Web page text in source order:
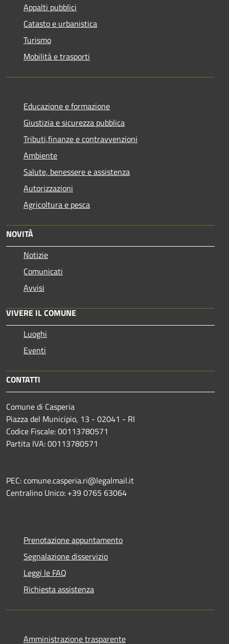
Appalti pubblici
Catasto e urbanistica
Turismo
Mobilità e trasporti
Educazione e formazione
Giustizia e sicurezza pubblica
Tributi,finanze e contravvenzioni
Ambiente
Salute, benessere e assistenza
Autorizzazioni
Agricoltura e pesca
NOVITÀ
Notizie
Comunicati
Avvisi
VIVERE IL COMUNE
Luoghi
Eventi
CONTATTI
Comune di Casperia
Piazza del Municipio, 13 - 02041 - RI
Codice Fiscale: 00113780571
Partita IVA: 00113780571
PEC: comune.casperia.ri@legalmail.it
Centralino Unico: +39 0765 63064
Prenotazione appuntamento
Segnalazione disservizio
Leggi le FAQ
Richiesta assistenza
Amministrazione trasparente